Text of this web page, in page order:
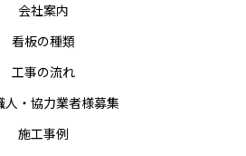
会社案内
看板の種類
工事の流れ
人・協力業者様募集
施工事例